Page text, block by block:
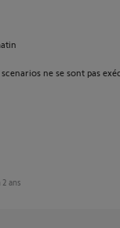
ne se sont pas
2 ans